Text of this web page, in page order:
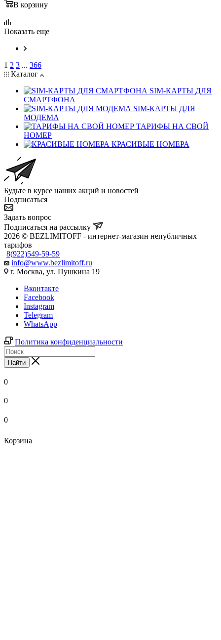
В корзину
Показать еще
1 2 3 ... 366
Каталог
SIM-КАРТЫ ДЛЯ
СМАРТФОНА
SIM-КАРТЫ ДЛЯ
МОДЕМА
ТАРИФЫ НА СВОЙ
НОМЕР
КРАСИВЫЕ НОМЕРА
Будьте в курсе наших акций и новостей
Подписаться
Задать вопрос
Подписаться на рассылку
2026 © BEZLIMITOFF - интернет-магазин непубличных
тарифов
8(922)549-59-59
info@www.bezlimitoff.ru
г. Москва, ул. Пушкина 19
Вконтакте
Facebook
Instagram
Telegram
WhatsApp
Политика конфиденциальности
Найти
0
0
0
Корзина